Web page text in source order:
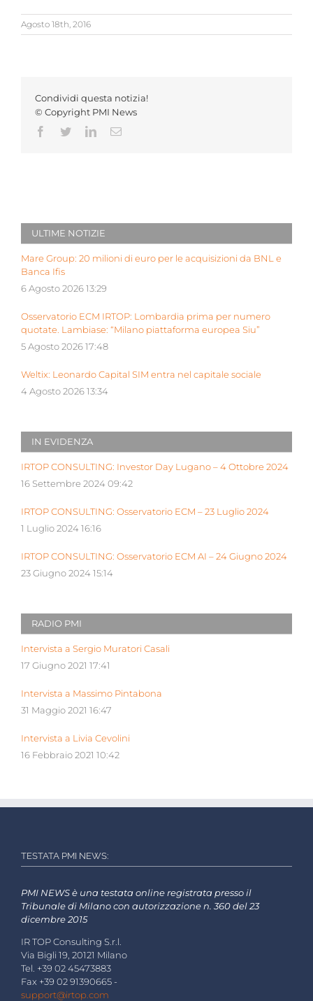
Agosto 18th, 2016
Condividi questa notizia!
© Copyright PMI News
Facebook
TwitterLinkedInEmail
ULTIME NOTIZIE
Mare Group: 20 milioni di euro per le acquisizioni da BNL e
Banca Ifis
6 Agosto 2026 13:29
Osservatorio ECM IRTOP: Lombardia prima per numero
quotate. Lambiase: “Milano piattaforma europea Siu”
5 Agosto 2026 17:48
Weltix: Leonardo Capital SIM entra nel capitale sociale
4 Agosto 2026 13:34
IN EVIDENZA
IRTOP CONSULTING: Investor Day Lugano – 4 Ottobre 2024
16 Settembre 2024 09:42
IRTOP CONSULTING: Osservatorio ECM – 23 Luglio 2024
1 Luglio 2024 16:16
IRTOP CONSULTING: Osservatorio ECM AI – 24 Giugno 2024
23 Giugno 2024 15:14
RADIO PMI
Intervista a Sergio Muratori Casali
17 Giugno 2021 17:41
Intervista a Massimo Pintabona
31 Maggio 2021 16:47
Intervista a Livia Cevolini
16 Febbraio 2021 10:42
TESTATA PMI NEWS:
PMI NEWS è una testata online registrata presso il
Tribunale di Milano con autorizzazione n. 360 del 23
dicembre 2015
IR TOP Consulting S.r.l.
Via Bigli 19, 20121 Milano
Tel. +39 02 45473883
Fax +39 02 91390665 -
support@irtop.com